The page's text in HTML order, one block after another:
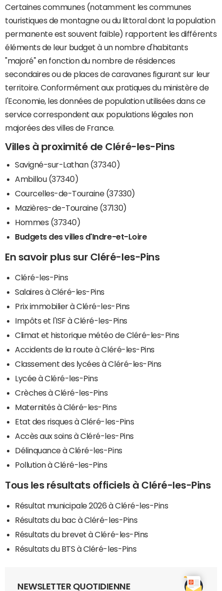
Certaines communes (notamment les communes
touristiques de montagne ou du littoral dont la population
permanente est souvent faible) rapportent les différents
éléments de leur budget à un nombre d'habitants
"majoré" en fonction du nombre de résidences
secondaires ou de places de caravanes figurant sur leur
territoire. Conformément aux pratiques du ministère de
l'Economie, les données de population utilisées dans ce
service correspondent aux populations légales non
majorées des villes de France.
Villes à proximité de Cléré-les-Pins
Savigné-sur-Lathan (37340)
Ambillou (37340)
Courcelles-de-Touraine (37330)
Mazières-de-Touraine (37130)
Hommes (37340)
Budgets des villes d'Indre-et-Loire
En savoir plus sur Cléré-les-Pins
Cléré-les-Pins
Salaires à Cléré-les-Pins
Prix immobilier à Cléré-les-Pins
Impôts et l'ISF à Cléré-les-Pins
Climat et historique météo de Cléré-les-Pins
Accidents de la route à Cléré-les-Pins
Classement des lycées à Cléré-les-Pins
Lycée à Cléré-les-Pins
Crèches à Cléré-les-Pins
Maternités à Cléré-les-Pins
Etat des risques à Cléré-les-Pins
Accès aux soins à Cléré-les-Pins
Délinquance à Cléré-les-Pins
Pollution à Cléré-les-Pins
Tous les résultats officiels à Cléré-les-Pins
Résultat municipale 2026 à Cléré-les-Pins
Résultats du bac à Cléré-les-Pins
Résultats du brevet à Cléré-les-Pins
Résultats du BTS à Cléré-les-Pins
NEWSLETTER QUOTIDIENNE